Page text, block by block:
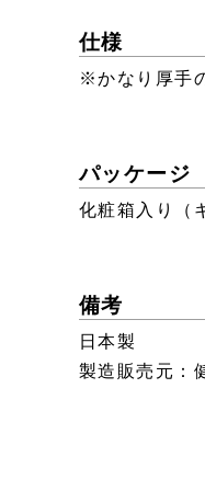
仕様
※かなり厚手
パッケージ
化粧箱入り（
備考
日本製
製造販売元：